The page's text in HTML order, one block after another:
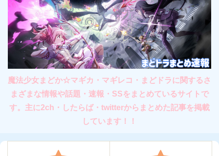
魔法少女まどか☆マギカ・マギレコ・まどドラに関するさ
まざまな情報や話題・速報・SSをまとめているサイトで
す。主に2ch・したらば・twitterからまとめた記事を掲載
しています！！